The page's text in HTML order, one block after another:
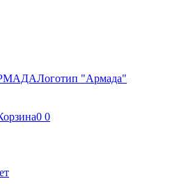
Логотип "Армада"
0 0